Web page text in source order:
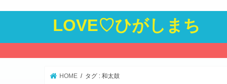
LOVE♡ひがしまち
HOME タグ : 和太鼓